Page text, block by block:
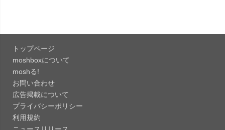
「Microsoft OneDrive 18.6.7」iOS向け最新版を...
「Pokémon GO 0.423.0」iOS向け最新版をリリー
ス。
ス。AIプロ...
トップページ
moshboxについて
moshる!
お問い合わせ
広告掲載について
プライバシーポリシー
利用規約